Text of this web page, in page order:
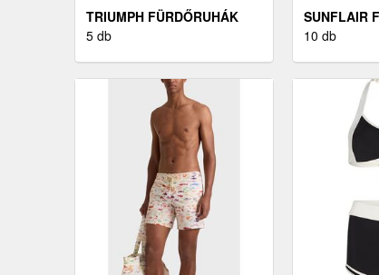
TRIUMPH FÜRDŐRUHÁK
FEKETE
5 db
SUNFLAIR
FEKETE
10 db